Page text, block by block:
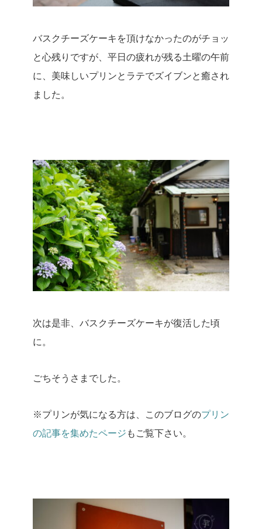
バスクチーズケーキを頂けなかったのがチョッ
と心残りですが、平日の疲れが残る土曜の午前
に、美味しいプリンとラテでズイブンと癒され
ました。
次は是非、バスクチーズケーキが復活した頃
に。
ごちそうさまでした。
※プリンが気になる方は、このブログのプリン
の記事を集めたページ もご覧下さい。